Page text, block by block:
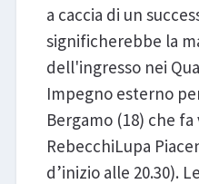
a caccia di un
significherebbe la
dell'ingresso nei
Impegno esterno
Bergamo (18) che fa
RebecchiLupa
d’inizio alle 20.30).